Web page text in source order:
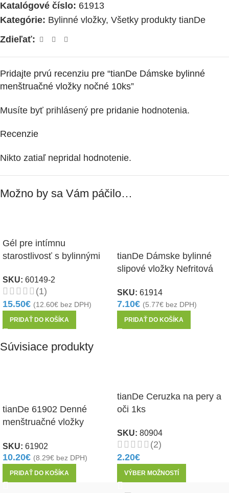
Katalógové číslo: 61913
Kategórie: Bylinné vložky, Všetky produkty tianDe
Zdieľať:
Recenzie
Nikto zatiaľ nepridal hodnotenie.
Pridajte prvú recenziu pre “tianDe Dámske bylinné
menštruačné vložky nočné 10ks”
Musíte byť prihlásený pre pridanie hodnotenia.
Možno by sa Vám páčilo…
Gél pre intímnu
starostlivosť s bylinnými
SKU: 60149-2
(1)
15.50€ (12.60€ bez DPH)
PRIDAŤ DO KOŠÍKA
tianDe Dámske bylinné
slipové vložky Nefritová
SKU: 61914
7.10€ (5.77€ bez DPH)
PRIDAŤ DO KOŠÍKA
Súvisiace produkty
tianDe 61902 Denné
menštruačné vložky
SKU: 61902
10.20€ (8.29€ bez DPH)
PRIDAŤ DO KOŠÍKA
tianDe Ceruzka na pery a
oči 1ks
SKU: 80904
(2)
2.20€
VÝBER MOŽNOSTÍ